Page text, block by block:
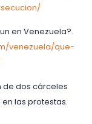
en Venezuela?.
venezuela/que-
de dos cárceles
las protestas.